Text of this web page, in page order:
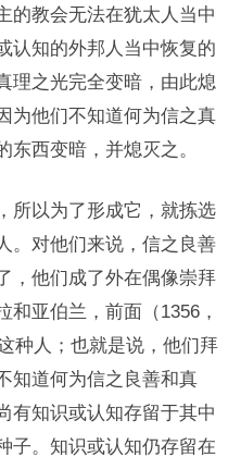
的教会无法在犹太人当中
认知的外邦人当中恢复的
理之光完全变暗，由此熄
为他们不知道何为信之真
东西变暗，并熄灭之。
所以为了形成它，就拣选
。对他们来说，信之良善
，他们成了外在偶像崇拜
和亚伯兰，前面（1356，
种人；也就是说，他们拜
知道何为信之良善和真
有知识或认知存留于其中
子。知识或认知仍存留在